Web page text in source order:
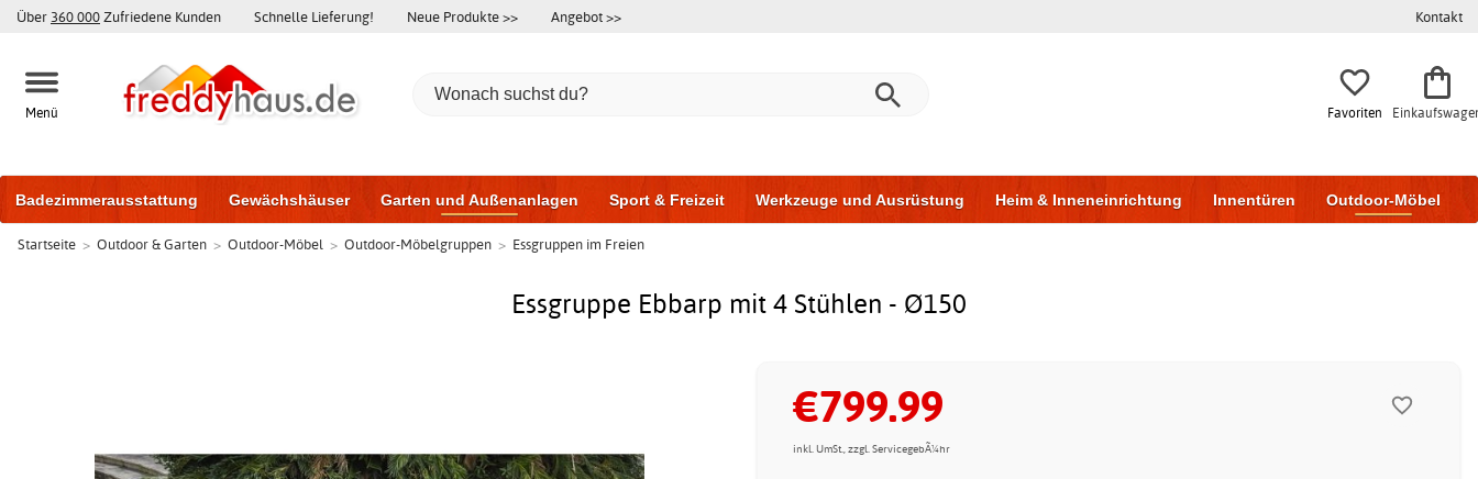
Über 360 000 Zufriedene Kunden Schnelle Lieferung! Neue Produkte >> Angebot >> Kontakt
Menü Favoriten
Badezimmerausstattung Gewächshäuser Garten und Außenanlagen Sport & Freizeit Werkzeuge und Ausrüstung Heim & Inneneinrichtung Innentüren Outdoor-Möbel
Gartenhäuser und Schuppen Haustüren Fenster Trainingsgeräte Möbel für das Badezimmer
Startseite > Outdoor & Garten > Outdoor-Möbel > Outdoor-Möbelgruppen > Essgruppen im Freien
Essgruppe Ebbarp mit 4 Stühlen - Ø150
€799.99
inkl. UmSt., zzgl. ServicegebÃ¼hr